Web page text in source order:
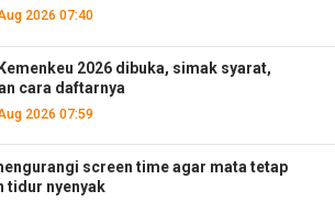
2026 07:40
2026 dibuka, simak syarat,
cara daftarnya
2026 07:59
screen time agar mata tetap
tidur nyenyak